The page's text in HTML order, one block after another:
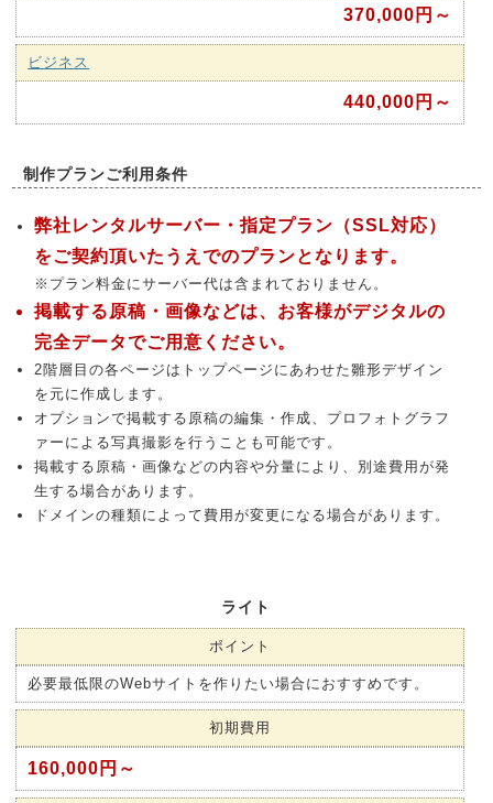
370,000円～
ビジネス
440,000円～
制作プランご利用条件
弊社レンタルサーバー・指定プラン（SSL対応）
をご契約頂いたうえでのプランとなります。
※プラン料金にサーバー代は含まれておりません。
掲載する原稿・画像などは、お客様がデジタルの
完全データでご用意ください。
2階層目の各ページはトップページにあわせた雛形デザイン
を元に作成します。
オプションで掲載する原稿の編集・作成、プロフォトグラフ
ァーによる写真撮影を行うことも可能です。
掲載する原稿・画像などの内容や分量により、別途費用が発
生する場合があります。
ドメインの種類によって費用が変更になる場合があります。
ライト
ポイント
必要最低限のWebサイトを作りたい場合におすすめです。
初期費用
160,000円～